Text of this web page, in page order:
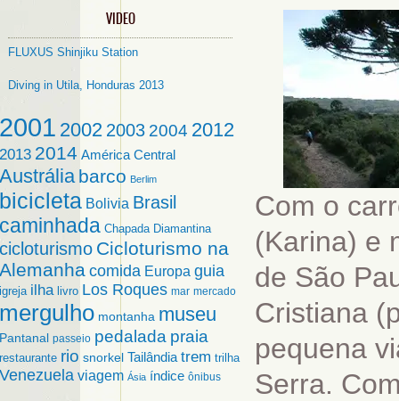
VIDEO
FLUXUS Shinjiku Station
Diving in Utila, Honduras 2013
2001 2002 2003 2004 2012
2013 2014 América Central
Austrália barco Berlim
bicicleta Bolivia Brasil
caminhada Chapada Diamantina
cicloturismo Cicloturismo na
Alemanha comida Europa guia
igreja ilha livro Los Roques mar mercado
mergulho montanha museu
Pantanal passeio pedalada praia
restaurante rio snorkel Tailândia trem trilha
Venezuela viagem Ásia índice ônibus
Com o
(Karina) e
de São
Cristiana
pequena
Serra.